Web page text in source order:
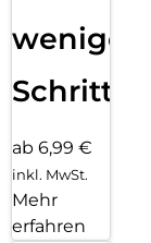
wenigen
Schritten
ab 6,99 €
inkl. MwSt.
Mehr
erfahren